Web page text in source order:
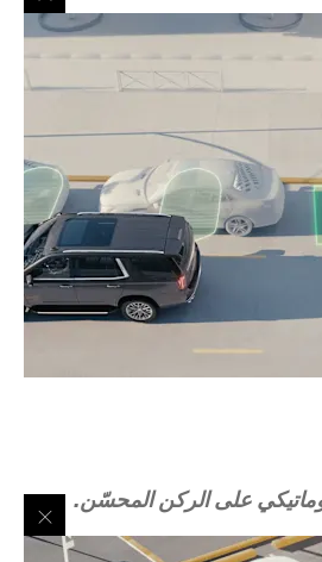
على الركن المحسّن.